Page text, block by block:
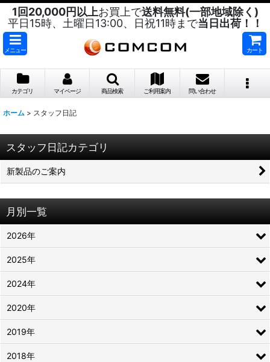
1回20,000円以上お買上で送料無料(一部地域除く)
平日15時、土曜日13:00、日祝11時まで当日出荷！！
メニュー カート
カテゴリ マイページ 商品検索 ご利用案内 問い合わせ
ホーム > スタッフ日記
スタッフ日記カテゴリ
新製品のご案内
月別一覧
2026年
2025年
2024年
2020年
2019年
2018年